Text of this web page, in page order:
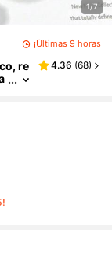
1/7
¡Últimas 9 horas
re
4.36 (68)